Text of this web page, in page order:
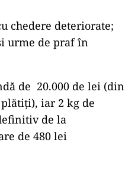
chedere deteriorate;
urme de praf în
de 20.000 de lei (din
iar 2 kg de
de la
de 480 lei